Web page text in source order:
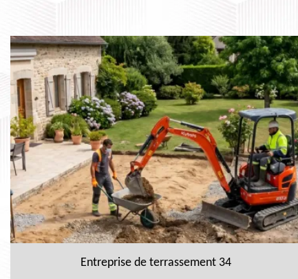
Entreprise de terrassement 34